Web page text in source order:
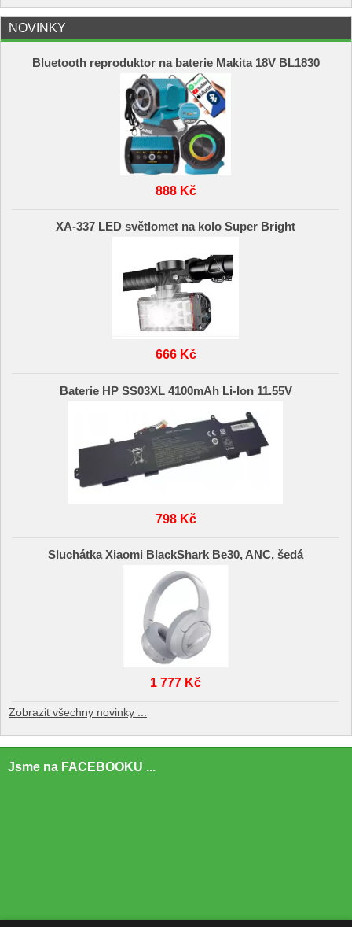
NOVINKY
Bluetooth reproduktor na baterie Makita 18V BL1830
888 Kč
XA-337 LED světlomet na kolo Super Bright
666 Kč
Baterie HP SS03XL 4100mAh Li-Ion 11.55V
798 Kč
Sluchátka Xiaomi BlackShark Be30, ANC, šedá
1 777 Kč
Zobrazit všechny novinky ...
Jsme na FACEBOOKU ...